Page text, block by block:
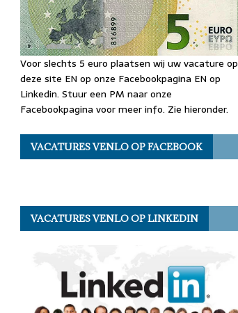
Voor slechts 5 euro plaatsen wij uw vacature op
deze site EN op onze Facebookpagina EN op
Linkedin. Stuur een PM naar onze
Facebookpagina voor meer info. Zie hieronder.
VACATURES VENLO OP FACEBOOK
VACATURES VENLO OP LINKEDIN